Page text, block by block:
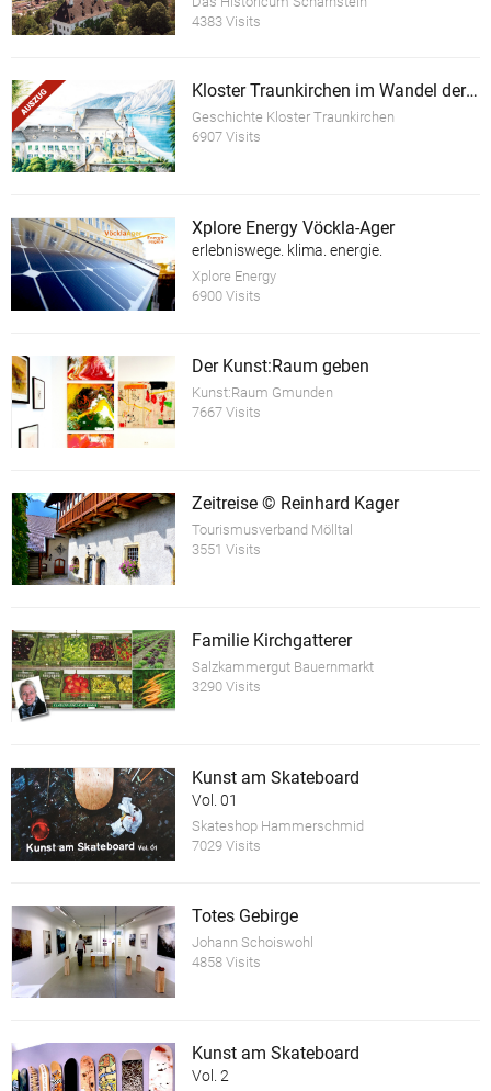
4383 Visits
Kloster Traunkirchen im Wandel der Zeit (Auszug)
Geschichte Kloster Traunkirchen
6907 Visits
Xplore Energy Vöckla-Ager
erlebniswege. klima. energie.
Xplore Energy
6900 Visits
Der Kunst:Raum geben
Kunst:Raum Gmunden
7667 Visits
Zeitreise © Reinhard Kager
Tourismusverband Mölltal
3551 Visits
Familie Kirchgatterer
Salzkammergut Bauernmarkt
3290 Visits
Kunst am Skateboard
Vol. 01
Skateshop Hammerschmid
7029 Visits
Totes Gebirge
Johann Schoiswohl
4858 Visits
Kunst am Skateboard
Vol. 2